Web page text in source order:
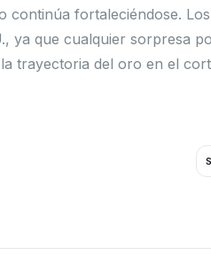
continúa fortaleciéndose.
ya que cualquier sorpresa
trayectoria del oro en el